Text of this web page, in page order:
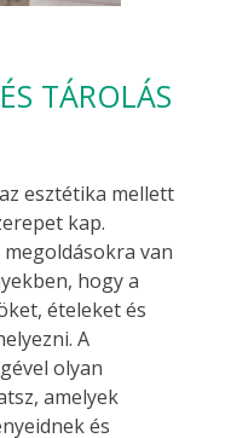
TÁROLÁS
esztétika mellett
kap.
van
hogy a
ételeket és
A
olyan
amelyek
és